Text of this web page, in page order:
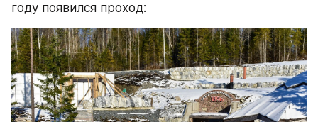
году появился проход: